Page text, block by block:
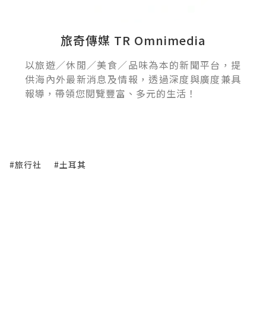
旅奇傳媒 TR Omnimedia
以旅遊／休閒／美食／品味為本的新聞平台，提
供海內外最新消息及情報，透過深度與廣度兼具
報導，帶領您閱覽豐富、多元的生活！
#旅行社 #土耳其